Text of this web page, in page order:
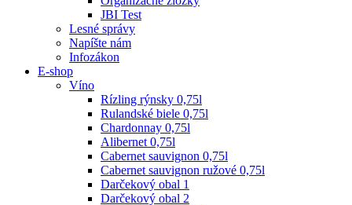
JBI Test
Lesné správy
Napíšte nám
Infozákon
E-shop
Víno
Rízling rýnsky 0,75l
Rulandské biele 0,75l
Chardonnay 0,75l
Alibernet 0,75l
Cabernet sauvignon 0,75l
Cabernet sauvignon ružové 0,75l
Darčekový obal 1
Darčekový obal 2